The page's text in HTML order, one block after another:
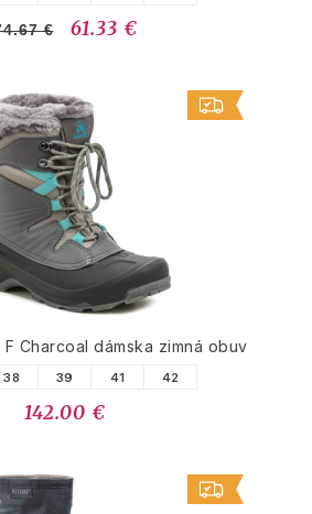
€ 61.33 €
F Charcoal dámska zimná obuv
38 39 41 42
142.00 €